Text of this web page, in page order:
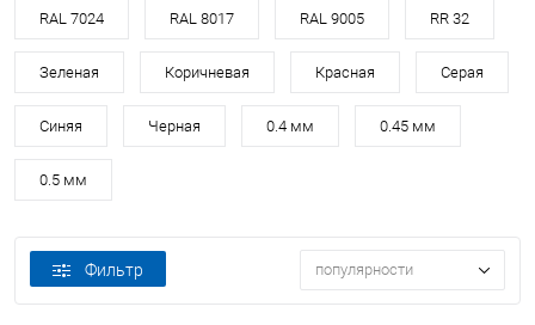
RAL 7024 RAL 8017 RAL 9005 RR 32
Зеленая Коричневая Красная Серая
Синяя Черная 0.4 мм 0.45 мм
0.5 мм
Фильтр популярности